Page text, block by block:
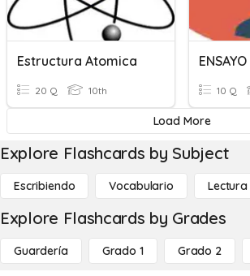
Estructura Atomica
20 Q 10th 10 Q
Load More
Explore Flashcards by Subject
Escribiendo Vocabulario Lectura
Explore Flashcards by Grades
Guardería Grado 1 Grado 2